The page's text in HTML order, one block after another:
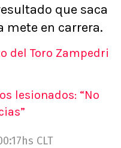
que saca
mete en carrera.
del Toro Zampedri
lesionados: “No
CLT